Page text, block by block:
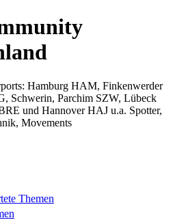
Hamburg HAM, Finkenwerder
Schwerin, Parchim SZW, Lübeck
und Hannover HAJ u.a. Spotter,
Movements
Themen